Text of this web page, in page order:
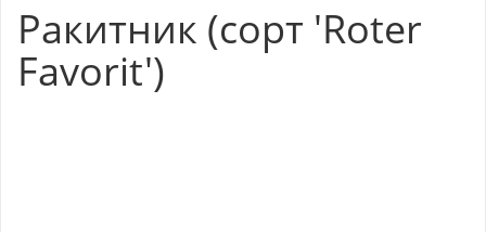
Ракитник (сорт 'Roter
Favorit')